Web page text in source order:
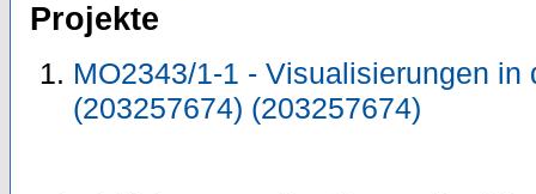
Projekte
MO2343/1-1 - Visualisierungen
(203257674) (203257674)